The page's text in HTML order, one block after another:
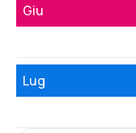
Giu
Lug